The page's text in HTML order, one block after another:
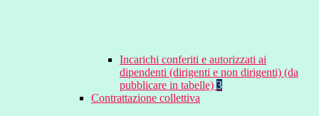
Incarichi conferiti e autorizzati ai
dipendenti (dirigenti e non dirigenti) (da
pubblicare in tabelle) 3
Contrattazione collettiva